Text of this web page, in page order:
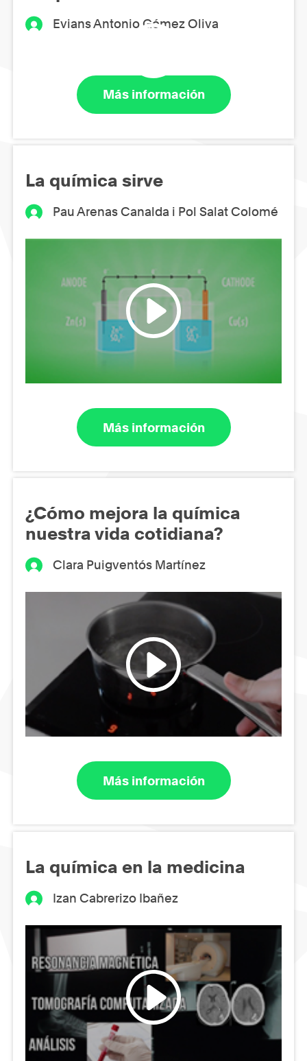
Evians Antonio Gómez Oliva
Más información
La química sirve
Pau Arenas Canalda i Pol Salat Colomé
Más información
¿Cómo mejora la química
nuestra vida cotidiana?
Clara Puigventós Martínez
Más información
La química en la medicina
Izan Cabrerizo Ibañez